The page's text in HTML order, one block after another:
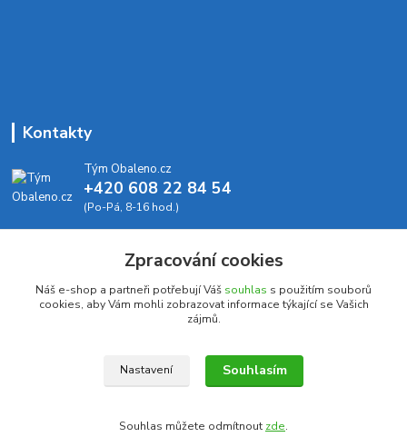
Kontakty
Tým Obaleno.cz
+420 608 22 84 54
(Po-Pá, 8-16 hod.)
Upravit sběr cookies.
Copyright CleverPack s.r.o. 2023
Zpracování cookies
Náš e-shop a partneři potřebují Váš souhlas s použitím souborů
cookies, aby Vám mohli zobrazovat informace týkající se Vašich
zájmů.
Nastavení Souhlasím
Souhlas můžete odmítnout zde.